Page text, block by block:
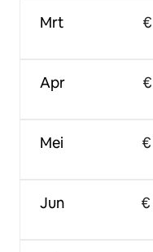
Mrt
Apr
Mei
Jun